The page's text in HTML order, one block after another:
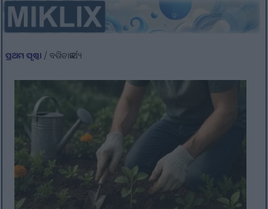
ପ୍ରଥମ ପୃଷ୍ଠା / ବଗିଚାକାର୍ଯ୍ୟ